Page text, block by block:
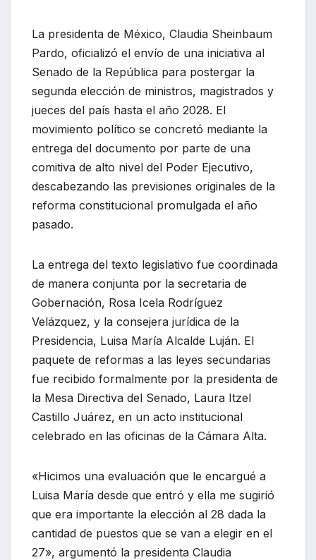
La presidenta de México, Claudia Sheinbaum
Pardo, oficializó el envío de una iniciativa al
Senado de la República para postergar la
segunda elección de ministros, magistrados y
jueces del país hasta el año 2028. El
movimiento político se concretó mediante la
entrega del documento por parte de una
comitiva de alto nivel del Poder Ejecutivo,
descabezando las previsiones originales de la
reforma constitucional promulgada el año
pasado.
La entrega del texto legislativo fue coordinada
de manera conjunta por la secretaria de
Gobernación, Rosa Icela Rodríguez
Velázquez, y la consejera jurídica de la
Presidencia, Luisa María Alcalde Luján. El
paquete de reformas a las leyes secundarias
fue recibido formalmente por la presidenta de
la Mesa Directiva del Senado, Laura Itzel
Castillo Juárez, en un acto institucional
celebrado en las oficinas de la Cámara Alta.
«Hicimos una evaluación que le encargué a
Luisa María desde que entró y ella me sugirió
que era importante la elección al 28 dada la
cantidad de puestos que se van a elegir en el
27», argumentó la presidenta Claudia